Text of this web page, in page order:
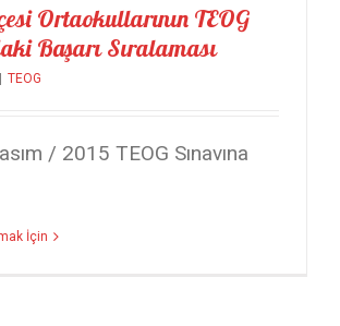
Ortaokullarının TEOG
Başarı Sıralaması
TEOG
/ 2015 TEOG Sınavına
İçin